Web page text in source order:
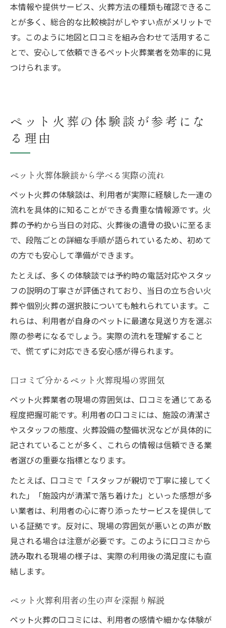
本情報や提供サービス、火葬方法の種類も確認できるこ
とが多く、総合的な比較検討がしやすい点がメリットで
す。このように地図と口コミを組み合わせて活用するこ
とで、安心して依頼できるペット火葬業者を効率的に見
つけられます。
ペット火葬の体験談が参考にな
る理由
ペット火葬体験談から学べる実際の流れ
ペット火葬の体験談は、利用者が実際に経験した一連の
流れを具体的に知ることができる貴重な情報源です。火
葬の予約から当日の対応、火葬後の遺骨の扱いに至るま
で、段階ごとの詳細な手順が語られているため、初めて
の方でも安心して準備ができます。
たとえば、多くの体験談では予約時の電話対応やスタッ
フの説明の丁寧さが評価されており、当日の立ち合い火
葬や個別火葬の選択肢についても触れられています。こ
れらは、利用者が自身のペットに最適な見送り方を選ぶ
際の参考になるでしょう。実際の流れを理解すること
で、慌てずに対応できる安心感が得られます。
口コミで分かるペット火葬現場の雰囲気
ペット火葬業者の現場の雰囲気は、口コミを通じてある
程度把握可能です。利用者の口コミには、施設の清潔さ
やスタッフの態度、火葬設備の整備状況などが具体的に
記されていることが多く、これらの情報は信頼できる業
者選びの重要な指標となります。
たとえば、口コミで「スタッフが親切で丁寧に接してく
れた」「施設内が清潔で落ち着けた」といった感想が多
い業者は、利用者の心に寄り添ったサービスを提供して
いる証拠です。反対に、現場の雰囲気が悪いとの声が散
見される場合は注意が必要です。このように口コミから
読み取れる現場の様子は、実際の利用後の満足度にも直
結します。
ペット火葬利用者の生の声を深掘り解説
ペット火葬の口コミには、利用者の感情や細かな体験が